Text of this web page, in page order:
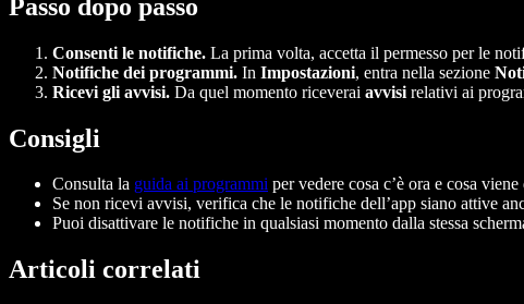
Passo dopo passo
Consenti le notifiche. La prima volta, accetta il permesso per le
Notifiche dei programmi. In Impostazioni, entra nella sezione
Ricevi gli avvisi. Da quel momento riceverai avvisi relativi ai
Consigli
Consulta la guida ai programmi per vedere cosa c’è ora e cosa viene
Se non ricevi avvisi, verifica che le notifiche dell’app siano attive
Puoi disattivare le notifiche in qualsiasi momento dalla stessa
Articoli correlati